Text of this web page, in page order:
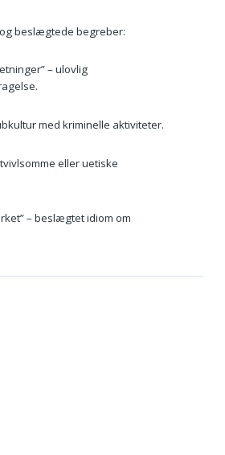
beslægtede begreber:
– ulovlig
med kriminelle aktiviteter.
eller uetiske
– beslægtet idiom om